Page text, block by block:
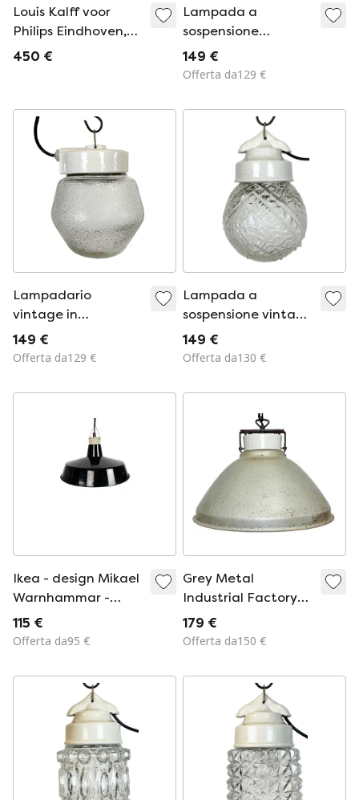
Louis Kalff voor
Philips Eindhoven,
vintage melkglas
dutch design, mcm
lamp
450 €
Lampada a
sospensione
industriale in
porcellana bianca
anni '70
149 €
Offerta da129 €
Lampadario
vintage in
porcellana bianca
con vetro
149 €
Offerta da129 €
Lampada a
sospensione vintage
in porcellana
bianca, anni '70
149 €
Offerta da130 €
Ikea - design Mikael
Warnhammar -
model Septim - type
T0328 - Septim -
115 €
Offerta da95 €
Grey Metal
Industrial Factory
Hanging Lamp,
1960s
179 €
Offerta da150 €